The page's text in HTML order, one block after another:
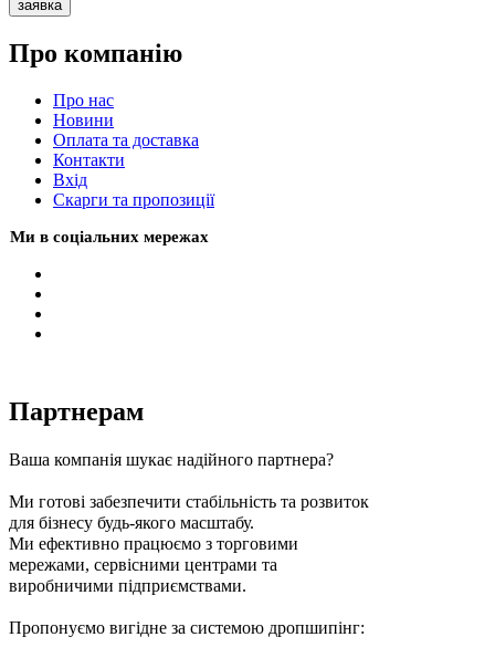
заявка
Про компанію
Про нас
Новини
Оплата та доставка
Контакти
Вхiд
Скарги та пропозиції
Ми в соціальних мережах
Партнерам
Ваша компанія шукає надійного партнера?
Ми готові забезпечити стабільність та розвиток
для бізнесу будь-якого масштабу.
Ми ефективно працюємо з торговими
мережами, сервісними центрами та
виробничими підприємствами.
Пропонуємо вигідне за системою дропшипінг: